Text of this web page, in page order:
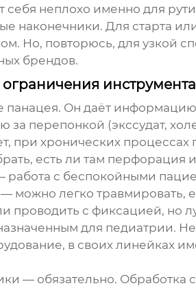
себя неплохо именно для
наконечники. Для старта
Но, повторюсь, для узкой
брендов.
инструмента
панацея. Он даёт информацию
за перепонкой (экссудат,
при хронических
есть ли там
с беспокойными
можно легко травмировать,
проводить с фиксацией,
для педиатрии.
, в своих линейках
— обязательно. Обработка